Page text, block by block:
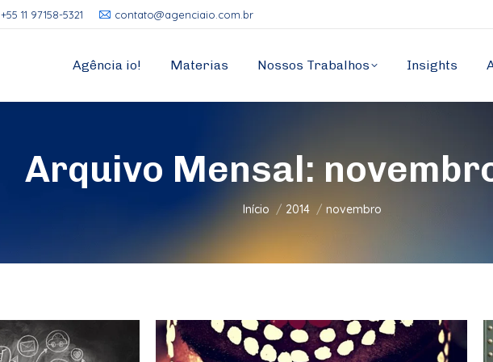
+55 11 97158-5321 contato@agenciaio.com.br
Agência io! Materias Nossos Trabalhos Insights
Arquivo Mensal:
Você está aqui:
Início 2014 novembro